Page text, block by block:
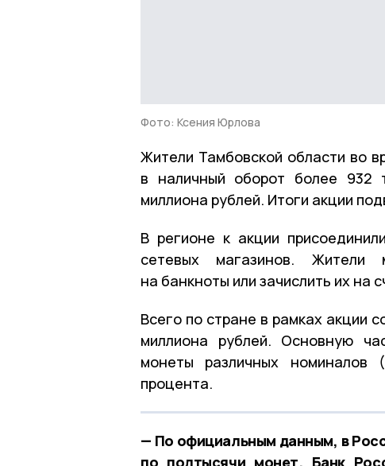
Фото: Ксения Юрлова
Жители Тамбовской области во
в наличный оборот более
миллиона рублей. Итоги акции
В регионе к акции
сетевых магазинов. Жители
на банкноты или зачислить их на
Всего по стране в рамках акции
миллиона рублей. Основную
монеты различных
процента.
— По официальным данным, в
по полтысячи монет. Банк